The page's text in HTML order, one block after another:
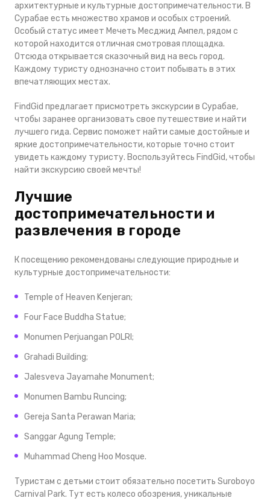
архитектурные и культурные достопримечательности. В
Сурабае есть множество храмов и особых строений.
Особый статус имеет Мечеть Месджид Ампел, рядом с
которой находится отличная смотровая площадка.
Отсюда открывается сказочный вид на весь город.
Каждому туристу однозначно стоит побывать в этих
впечатляющих местах.
FindGid предлагает присмотреть экскурсии в Сурабае,
чтобы заранее организовать свое путешествие и найти
лучшего гида. Сервис поможет найти самые достойные и
яркие достопримечательности, которые точно стоит
увидеть каждому туристу. Воспользуйтесь FindGid, чтобы
найти экскурсию своей мечты!
Лучшие
достопримечательности и
развлечения в городе
К посещению рекомендованы следующие природные и
культурные достопримечательности:
Temple of Heaven Kenjeran;
Four Face Buddha Statuе;
Monumen Perjuangan POLRI;
Grahadi Building;
Jalesveva Jayamahe Monument;
Monumen Bambu Runcing;
Gereja Santa Perawan Maria;
Sanggar Agung Temple;
Muhammad Cheng Hoo Mosque.
Туристам с детьми стоит обязательно посетить Suroboyo
Carnival Park. Тут есть колесо обозрения, уникальные